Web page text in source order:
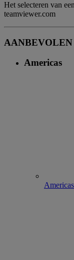
Het selecteren van
teamviewer.com
Americas